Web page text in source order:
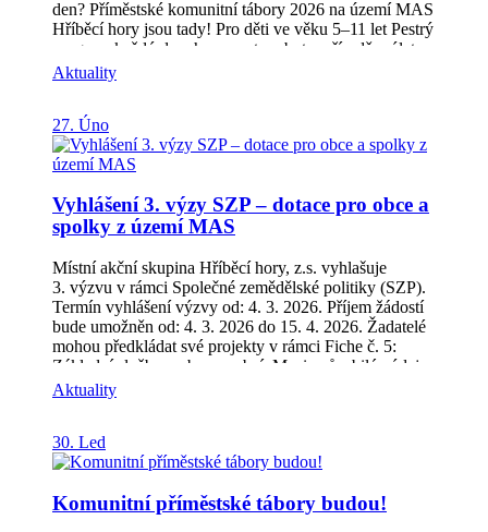
den? Příměstské komunitní tábory 2026 na území MAS
Hříběcí hory jsou tady! Pro děti ve věku 5–11 let Pestrý
program každý den: hry, sport, pobyt v přírodě, výlety,
tvoření, soutěže i zábavné a logické úkoly To vše v
bezpečném a přátelském prostředí Přihlášky a podrobné
https://poznejte.hribecihory.cz/komunitni-tabory/ Pokud
víte o dalších rodičích, kteří řeší letní program pro děti,
pošlete jim tento příspěvek.
Aktuality
27. Úno
Vyhlášení 3. výzy SZP – dotace pro obce a
spolky z území MAS
Místní akční skupina Hříběcí hory, z.s. vyhlašuje
3. výzvu v rámci Společné zemědělské politiky (SZP).
Termín vyhlášení výzvy od: 4. 3. 2026. Příjem žádostí
bude umožněn od: 4. 3. 2026 do 15. 4. 2026. Žadatelé
mohou předkládat své projekty v rámci Fiche č. 5:
Základní služby a obnova obcí. Mezi způsobilé výdaje
patří nákup vybavení a stavební úpravy v těchto
oblastech: Kulturní, spolková a společenská zařízení,
knihoven Drobná infrastruktura a základní služby –
zastávky veřejné dopravy, hřbitovy, dětská hřiště a
technika včetně zázemí Drobné památky místního
Aktuality
30. Led
Komunitní příměstské tábory budou!